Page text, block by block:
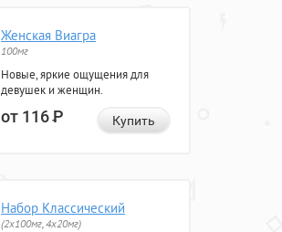
Женская Виагра
100мг
Новые, яркие ощущения для
девушек и женщин.
от 116Р Купить
Набор Классический
(2x100мг, 4x20мг)